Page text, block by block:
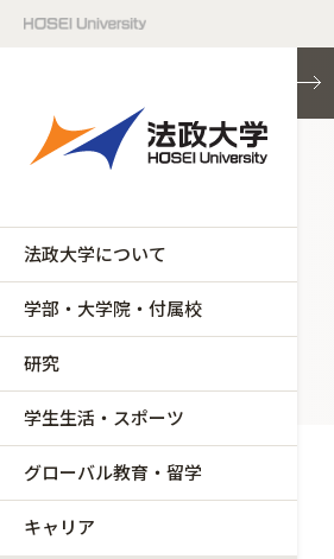
法政大学について
学部・大学院・付属校
研究
学生生活・スポーツ
グローバル教育・留学
キャリア